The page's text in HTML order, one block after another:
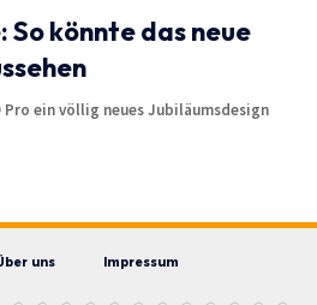
So könnte das neue
ein völlig neues Jubiläumsdesign
uns Impressum